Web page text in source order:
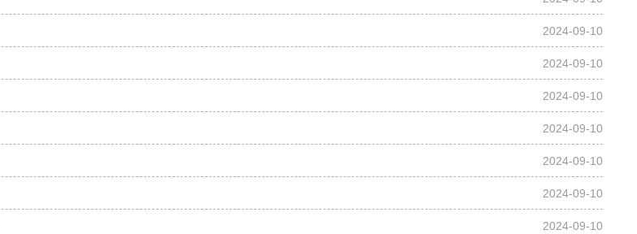
2024-09-10
2024-09-10
2024-09-10
2024-09-10
2024-09-10
2024-09-10
2024-09-10